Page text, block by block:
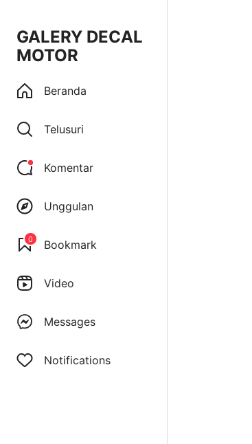
GALERY DECAL
MOTOR
Beranda
Telusuri
Komentar
Unggulan
0 Bookmark
Video
Messages
Notifications